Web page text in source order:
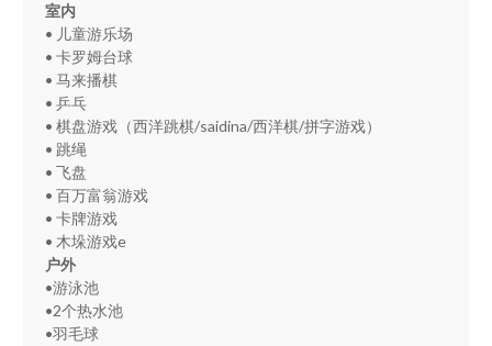
室内
• 儿童游乐场
• 卡罗姆台球
• 马来播棋
• 乒乓
• 棋盘游戏（西洋跳棋/saidina/西洋棋/拼字游戏）
• 跳绳
• 飞盘
• 百万富翁游戏
• 卡牌游戏
• 木垛游戏e
户外
•游泳池
•2个热水池
•羽毛球